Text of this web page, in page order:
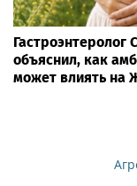
Гастроэнтеролог
объяснил, как
может влиять на